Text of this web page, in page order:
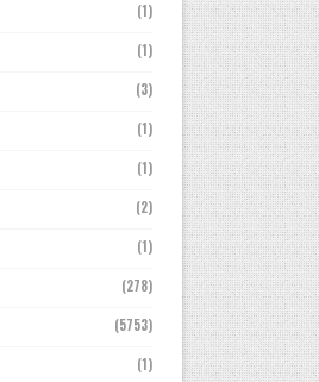
(1)
(1)
(3)
(1)
(1)
(2)
(1)
(278)
(5753)
(1)